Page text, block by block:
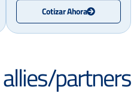
Cotizar Ahora
allies/partners